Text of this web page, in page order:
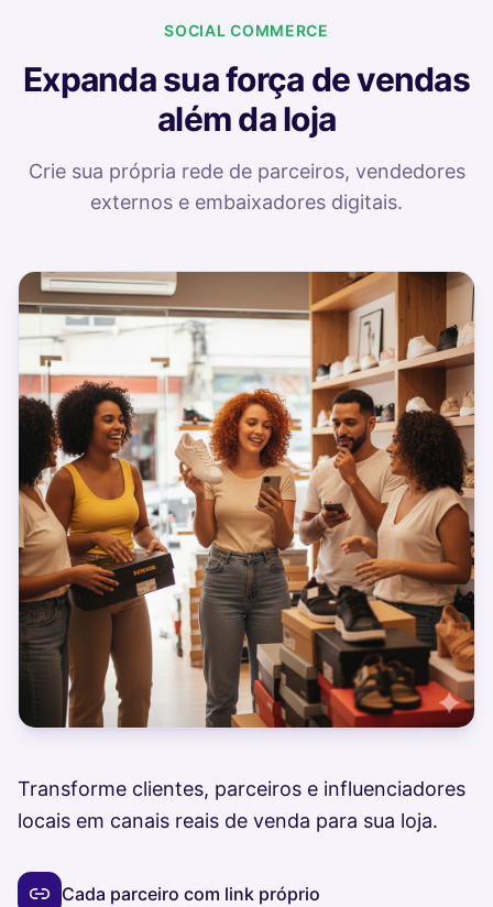
SOCIAL COMMERCE
Expanda sua força de vendas
além da loja
Crie sua própria rede de parceiros, vendedores
externos e embaixadores digitais.
Transforme clientes, parceiros e influenciadores
locais em canais reais de venda para sua loja.
Cada parceiro com link próprio